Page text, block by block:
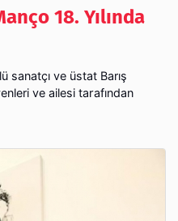
18. Yılında
sanatçı ve üstat Barış
ve ailesi tarafından